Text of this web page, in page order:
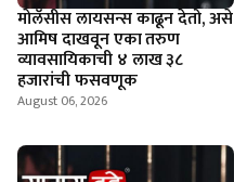
माेलॅसीस लायसन्स काढून देतो, असे
आमिष दाखवून एका तरुण
व्यावसायिकाची ४ लाख ३८
हजारांची फसवणूक
August 06, 2026